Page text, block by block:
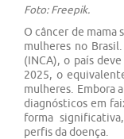
Foto: Freepik.
O câncer de
mulheres no
(INCA), o país
2025, o
mulheres. Embora
diagnósticos em
forma
perfis da doença.